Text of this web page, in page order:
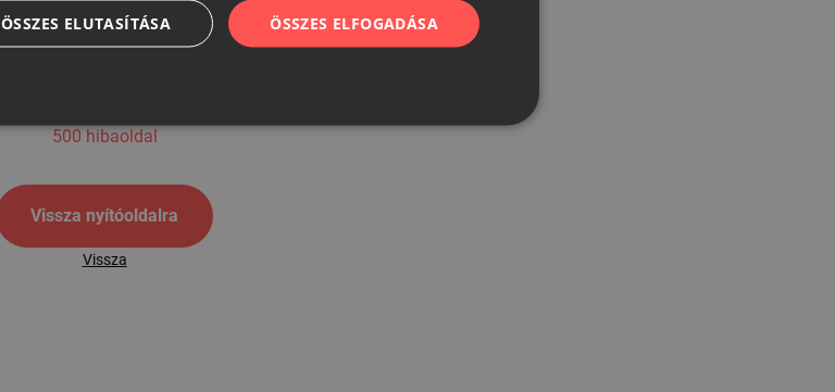
500
500 hibaoldal
Vissza nyítóoldalra
Vissza
ÖSSZES ELFOGADÁSA
ÖSSZES ELUTASÍTÁSA